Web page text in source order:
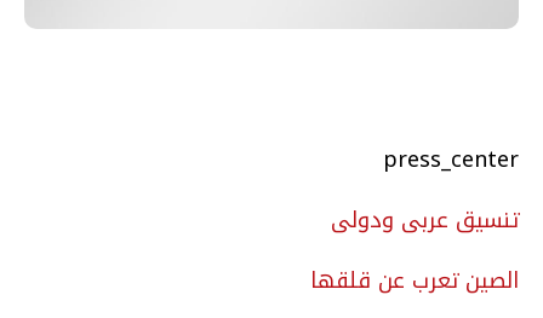
press_center
تنسيق عربى ودولى
الصين تعرب عن قلقها